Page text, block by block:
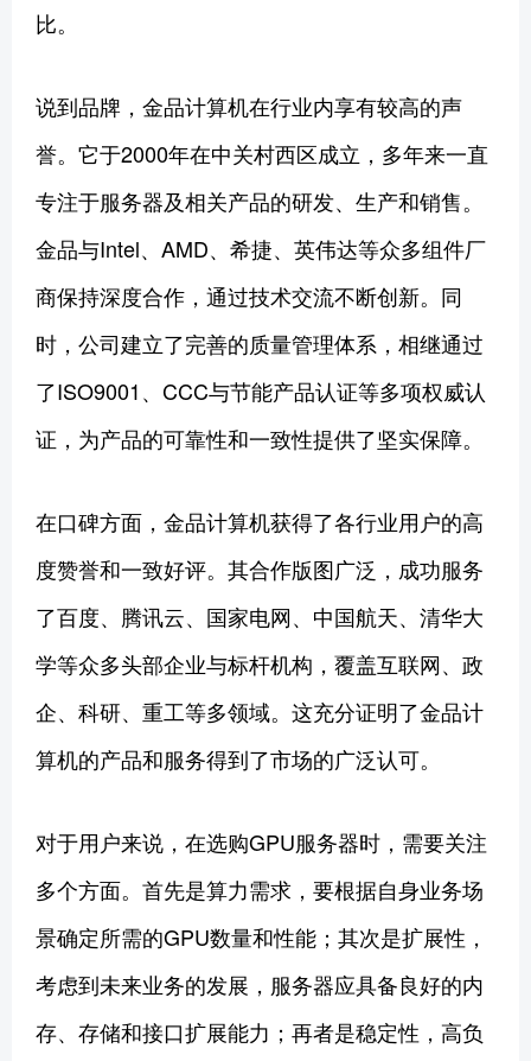
比。
说到品牌，金品计算机在行业内享有较高的声
誉。它于2000年在中关村西区成立，多年来一直
专注于服务器及相关产品的研发、生产和销售。
金品与Intel、AMD、希捷、英伟达等众多组件厂
商保持深度合作，通过技术交流不断创新。同
时，公司建立了完善的质量管理体系，相继通过
了ISO9001、CCC与节能产品认证等多项权威认
证，为产品的可靠性和一致性提供了坚实保障。
在口碑方面，金品计算机获得了各行业用户的高
度赞誉和一致好评。其合作版图广泛，成功服务
了百度、腾讯云、国家电网、中国航天、清华大
学等众多头部企业与标杆机构，覆盖互联网、政
企、科研、重工等多领域。这充分证明了金品计
算机的产品和服务得到了市场的广泛认可。
对于用户来说，在选购GPU服务器时，需要关注
多个方面。首先是算力需求，要根据自身业务场
景确定所需的GPU数量和性能；其次是扩展性，
考虑到未来业务的发展，服务器应具备良好的内
存、存储和接口扩展能力；再者是稳定性，高负